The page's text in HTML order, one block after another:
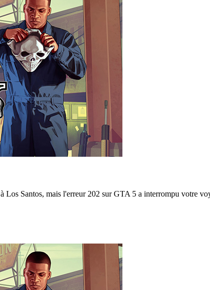
Santos, mais l'erreur 202 sur GTA 5 a interrompu votre